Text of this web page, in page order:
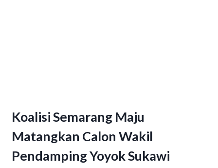
Koalisi Semarang Maju
Matangkan Calon Wakil
Pendamping Yoyok Sukawi